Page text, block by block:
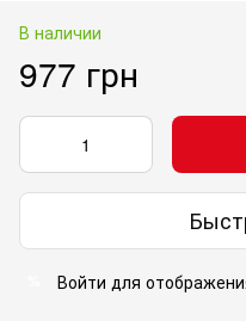
В наличии
977 грн
Войти для